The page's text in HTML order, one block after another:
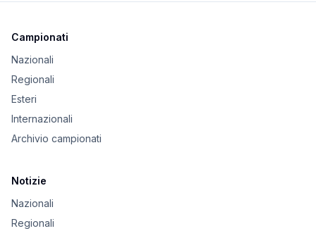
Campionati
Nazionali
Regionali
Esteri
Internazionali
Archivio campionati
Notizie
Nazionali
Regionali